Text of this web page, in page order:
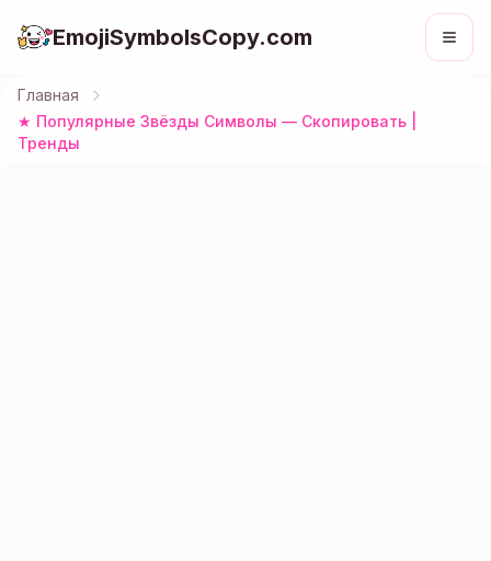
EmojiSymbolsCopy.com
Главная
★ Популярные Звёзды Символы — Скопировать |
Тренды